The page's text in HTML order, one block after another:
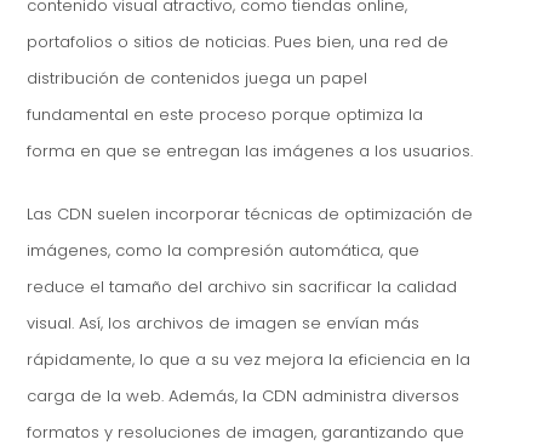
contenido visual atractivo, como tiendas online,
portafolios o sitios de noticias. Pues bien, una red de
distribución de contenidos juega un papel
fundamental en este proceso porque optimiza la
forma en que se entregan las imágenes a los usuarios.
Las CDN suelen incorporar técnicas de optimización de
imágenes, como la compresión automática, que
reduce el tamaño del archivo sin sacrificar la calidad
visual. Así, los archivos de imagen se envían más
rápidamente, lo que a su vez mejora la eficiencia en la
carga de la web. Además, la CDN administra diversos
formatos y resoluciones de imagen, garantizando que